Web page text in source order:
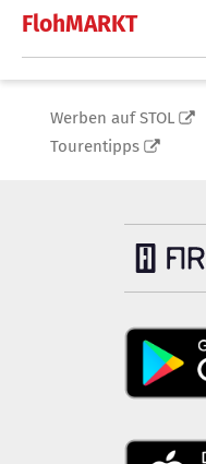
FlohMARKT
Werben auf STOL
Tourentipps